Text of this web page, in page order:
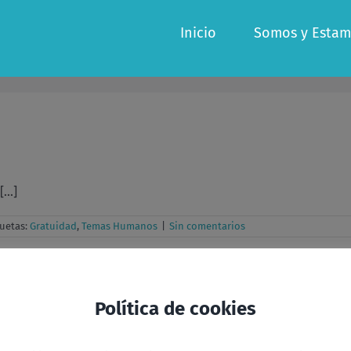
Inicio Somos y
Gratuidad , Temas Humanos Sin comentarios
Política de cookies